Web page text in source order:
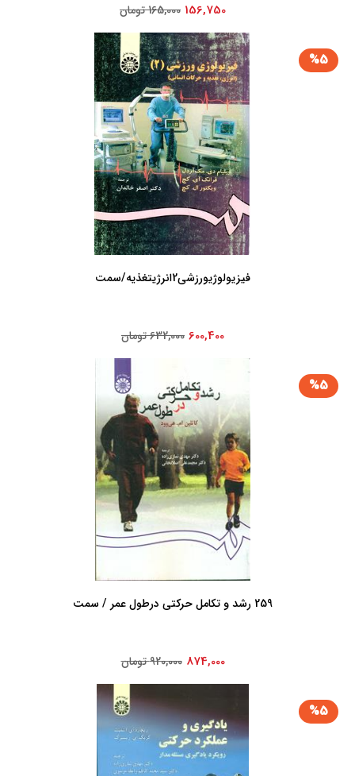
156,750 165,000 تومان
%5
فیزیولوژی‏ورزشی‏2انرژی‏تغذیه‏/سمت‏
600,400 632,000 تومان
%5
259 رشد و تکامل حرکتی‏ درطول‏ عمر / سمت
874,000 920,000 تومان
%5